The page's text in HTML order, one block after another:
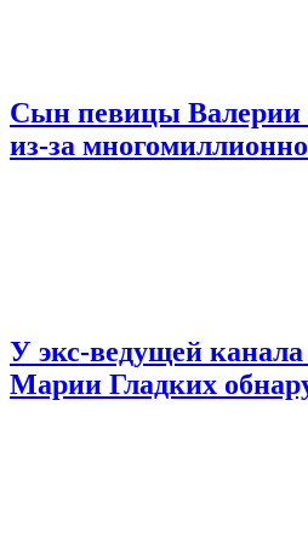
Сын певицы Валерии
из-за
У экс-ведущей канала
Марии Гладких